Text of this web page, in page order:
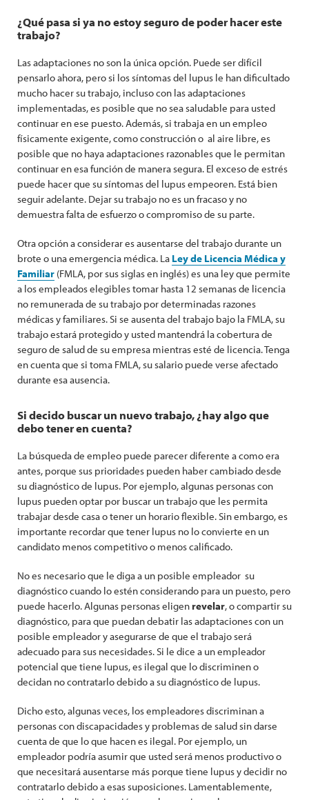
¿Qué pasa si ya no estoy seguro de poder hacer este
trabajo?
Las adaptaciones no son la única opción. Puede ser difícil
pensarlo ahora, pero si los síntomas del lupus le han dificultado
mucho hacer su trabajo, incluso con las adaptaciones
implementadas, es posible que no sea saludable para usted
continuar en ese puesto. Además, si trabaja en un empleo
físicamente exigente, como construcción o al aire libre, es
posible que no haya adaptaciones razonables que le permitan
continuar en esa función de manera segura. El exceso de estrés
puede hacer que su síntomas del lupus empeoren. Está bien
seguir adelante. Dejar su trabajo no es un fracaso y no
demuestra falta de esfuerzo o compromiso de su parte.
Otra opción a considerar es ausentarse del trabajo durante un
brote o una emergencia médica. La Ley de Licencia Médica y
Familiar (FMLA, por sus siglas en inglés) es una ley que permite
a los empleados elegibles tomar hasta 12 semanas de licencia
no remunerada de su trabajo por determinadas razones
médicas y familiares. Si se ausenta del trabajo bajo la FMLA, su
trabajo estará protegido y usted mantendrá la cobertura de
seguro de salud de su empresa mientras esté de licencia. Tenga
en cuenta que si toma FMLA, su salario puede verse afectado
durante esa ausencia.
Si decido buscar un nuevo trabajo, ¿hay algo que
debo tener en cuenta?
La búsqueda de empleo puede parecer diferente a como era
antes, porque sus prioridades pueden haber cambiado desde
su diagnóstico de lupus. Por ejemplo, algunas personas con
lupus pueden optar por buscar un trabajo que les permita
trabajar desde casa o tener un horario flexible. Sin embargo, es
importante recordar que tener lupus no lo convierte en un
candidato menos competitivo o menos calificado.
No es necesario que le diga a un posible empleador su
diagnóstico cuando lo estén considerando para un puesto, pero
puede hacerlo. Algunas personas eligenrevelar, o compartir su
diagnóstico, para que puedan debatir las adaptaciones con un
posible empleador y asegurarse de que el trabajo será
adecuado para sus necesidades. Si le dice a un empleador
potencial que tiene lupus, es ilegal que lo discriminen o
decidan no contratarlo debido a su diagnóstico de lupus.
Dicho esto, algunas veces, los empleadores discriminan a
personas con discapacidades y problemas de salud sin darse
cuenta de que lo que hacen es ilegal. Por ejemplo, un
empleador podría asumir que usted será menos productivo o
que necesitará ausentarse más porque tiene lupus y decidir no
contratarlo debido a esas suposiciones. Lamentablemente,